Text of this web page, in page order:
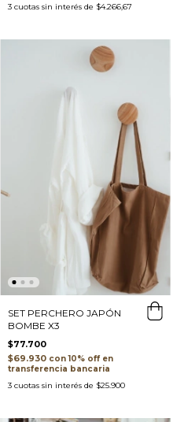
3 cuotas sin interés de $4.266,67
SET PERCHERO JAPÓN
BOMBE X3
$77.700
$69.930 con
transferencia bancaria
3 cuotas sin interés de $25.900